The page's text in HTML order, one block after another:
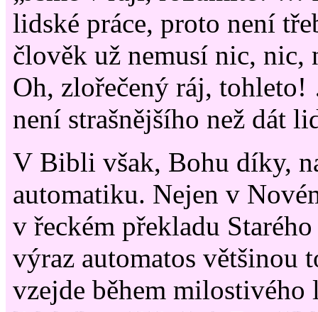
lidské práce, proto není
člověk už nemusí nic, nic,
Oh, zlořečený ráj,
není strašnějšího než dát
V Bibli však, Bohu díky,
automatiku. Nejen v
v řeckém překladu
výraz automatos většinou
vzejde během milostivého